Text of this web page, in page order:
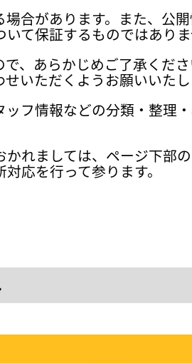
合があります。また、公
て保証するものではありま
、あらかじめご了承くだ
いただくようお願いいたし
フ情報などの分類・整理
れましては、ページ下部
応を行って参ります。